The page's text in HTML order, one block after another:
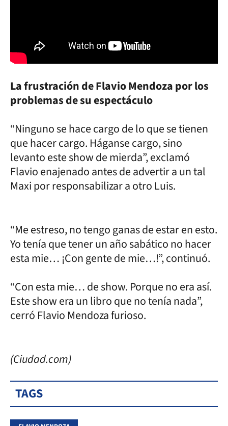
La frustración de Flavio Mendoza por los
problemas de su espectáculo
“Ninguno se hace cargo de lo que se tienen
que hacer cargo. Háganse cargo, sino
levanto este show de mierda”, exclamó
Flavio enajenado antes de advertir a un tal
Maxi por responsabilizar a otro Luis.
“Me estreso, no tengo ganas de estar en esto.
Yo tenía que tener un año sabático no hacer
esta mie… ¡Con gente de mie…!”, continuó.
“Con esta mie… de show. Porque no era así.
Este show era un libro que no tenía nada”,
cerró Flavio Mendoza furioso.
(Ciudad.com)
TAGS